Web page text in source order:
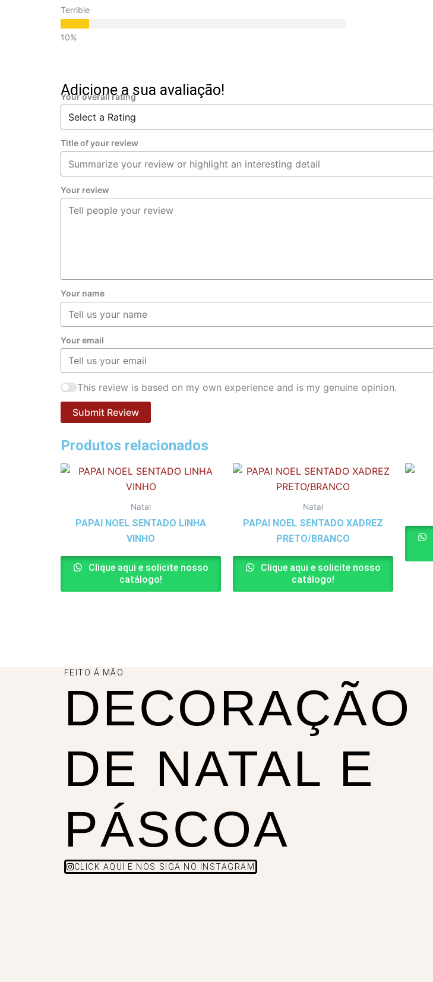
Terrible
Adicione a sua avaliação!
Your overall rating
Title of your review
Your review
Your name
Your email
This review is based on my own experience and is my genuine opinion.
Submit Review
Produtos relacionados
Natal
PAPAI NOEL SENTADO LINHA
VINHO
Clique aqui e solicite nosso
catálogo!
Natal
PAPAI NOEL SENTADO XADREZ
PRETO/BRANCO
Clique aqui e solicite nosso
catálogo!
FEITO Á MÃO
DECORAÇÃO
DE NATAL E
PÁSCOA
CLICK AQUI E NOS SIGA NO INSTAGRAM